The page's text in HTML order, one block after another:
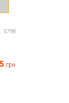
5798
грн